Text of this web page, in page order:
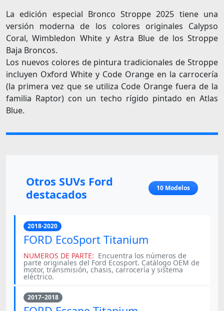
La edición especial Bronco Stroppe 2025 tiene una
versión moderna de los colores originales Calypso
Coral, Wimbledon White y Astra Blue de los Stroppe
Baja Broncos.
Los nuevos colores de pintura tradicionales de Stroppe
incluyen Oxford White y Code Orange en la carrocería
(la primera vez que se utiliza Code Orange fuera de la
familia Raptor) con un techo rígido pintado en Atlas
Blue.
Otros SUVs Ford
destacados
10 Modelos
2018-2020
FORD EcoSport Titanium
NUMEROS DE PARTE: Encuentra los números de
parte originales del Ford Ecosport. Catálogo OEM de
motor, transmisión, chasis, carrocería y sistema
eléctrico.
2017–2018